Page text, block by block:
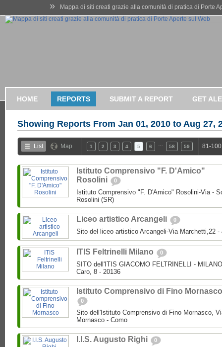
» Mappa di siti creati grazie alla comunità di pratica di Porte
HOME REPORTS SUBMIT A REPORT GET
Showing Reports From Jan 01, 2010 to Aug 27,
List Map 1 2 3 4 5 6 58 59 81-
Istituto Comprensivo "F. D'Amico"
Rosolini
0
Istituto Comprensivo "F. D'Amico" Rosolini-Via -
Rosolini (SR)
Liceo artistico Arcangeli 0
Sito del liceo artistico Arcangeli-Via Marchetti,22 -
ITIS Feltrinelli Milano 0
SITO dell'ITIS GIACOMO FELTRINELLI -
Caro, 8 - 20136
Istituto Comprensivo di Fino Mornasco
0
Sito dell'Istituto Comprensivo di Fino Mornasco,
Mornasco - Como
I.I.S. Augusto Righi 0